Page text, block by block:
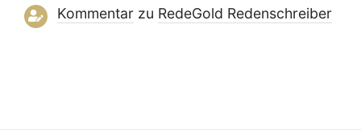
Kommentarzu RedeGold Reden­schreiber